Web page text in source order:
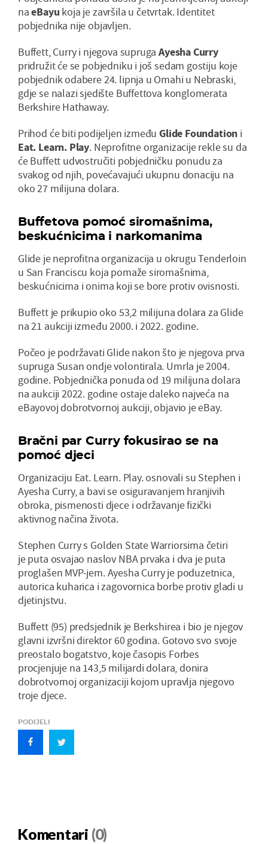
naeBayu koja je završila u četvrtak. Identitet
pobjednika nije objavljen.
Buffett, Curry i njegova suprugaAyesha Curry
pridružit će se pobjedniku i još sedam gostiju koje
pobjednik odabere 24. lipnja u Omahi u Nebraski,
gdje se nalazi sjedište Buffettova konglomerata
Berkshire Hathaway.
Prihod će biti podijeljen izmeđuGlide Foundation i
Eat. Learn. Play. Neprofitne organizacije rekle su da
će Buffett udvostručiti pobjedničku ponudu za
svakog od njih, povećavajući ukupnu donaciju na
oko 27 milijuna dolara.
Buffetova pomoć siromašnima,
beskućnicima i narkomanima
Glide je neprofitna organizacija u okrugu Tenderloin
u San Franciscu koja pomaže siromašnima,
beskućnicima i onima koji se bore protiv ovisnosti.
Buffett je prikupio oko 53,2 milijuna dolara za Glide
na 21 aukciji između 2000. i 2022. godine.
Počeo je podržavati Glide nakon što je njegova prva
supruga Susan ondje volontirala. Umrla je 2004.
godine. Pobjednička ponuda od 19 milijuna dolara
na aukciji 2022. godine ostaje daleko najveća na
eBayovoj dobrotvornoj aukciji, objavio je eBay.
Bračni par Curry fokusirao se na
pomoć djeci
Organizaciju Eat. Learn. Play. osnovali su Stephen i
Ayesha Curry, a bavi se osiguravanjem hranjivih
obroka, pismenosti djece i održavanje fizički
aktivnog načina života.
Stephen Curry s Golden State Warriorsima četiri
je puta osvajao naslov NBA prvaka i dva je puta
proglašen MVP-jem. Ayesha Curry je poduzetnica,
autorica kuharica i zagovornica borbe protiv gladi u
djetinjstvu.
Buffett (95) predsjednik je Berkshirea i bio je njegov
glavni izvršni direktor 60 godina. Gotovo svo svoje
preostalo bogatstvo, koje časopis Forbes
procjenjuje na 143,5 milijardi dolara, donira
dobrotvornoj organizaciji kojom upravlja njegovo
troje djece.
PODIJELI
Komentari (0)